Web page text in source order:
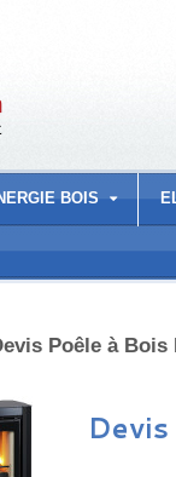
BOIS
Poêle à Bois